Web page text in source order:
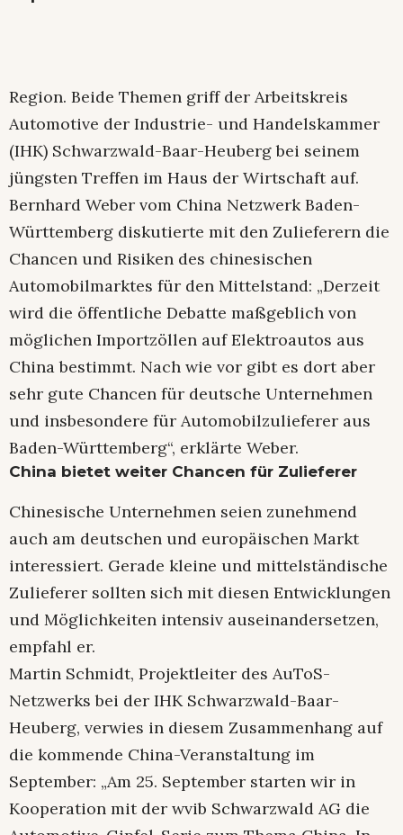
Region. Beide Themen griff der Arbeitskreis
Automotive der Industrie- und Handelskammer
(IHK) Schwarzwald-Baar-Heuberg bei seinem
jüngsten Treffen im Haus der Wirtschaft auf.
Bernhard Weber vom China Netzwerk Baden-
Württemberg diskutierte mit den Zulieferern die
Chancen und Risiken des chinesischen
Automobilmarktes für den Mittelstand: „Derzeit
wird die öffentliche Debatte maßgeblich von
möglichen Importzöllen auf Elektroautos aus
China bestimmt. Nach wie vor gibt es dort aber
sehr gute Chancen für deutsche Unternehmen
und insbesondere für Automobilzulieferer aus
Baden-Württemberg“, erklärte Weber.
China bietet weiter Chancen für Zulieferer
Chinesische Unternehmen seien zunehmend
auch am deutschen und europäischen Markt
interessiert. Gerade kleine und mittelständische
Zulieferer sollten sich mit diesen Entwicklungen
und Möglichkeiten intensiv auseinandersetzen,
empfahl er.
Martin Schmidt, Projektleiter des AuToS-
Netzwerks bei der IHK Schwarzwald-Baar-
Heuberg, verwies in diesem Zusammenhang auf
die kommende China-Veranstaltung im
September: „Am 25. September starten wir in
Kooperation mit der wvib Schwarzwald AG die